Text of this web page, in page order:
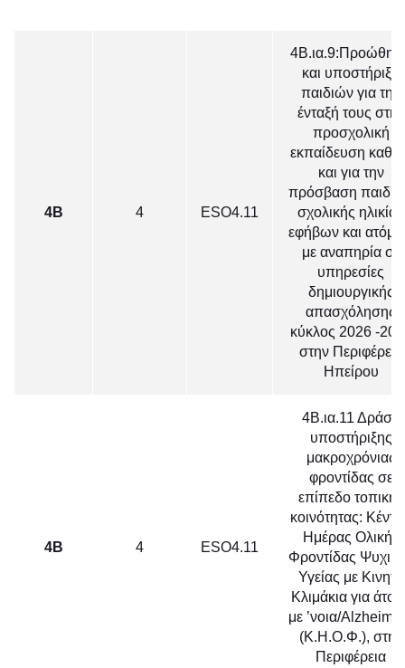
4Β 4 ΕSO4.11
και υποστήριξη
παιδιών για την
ένταξή τους στην
προσχολική
εκπαίδευση
και για την
πρόσβαση
σχολικής ηλικίας
εφήβων και
με αναπηρία σε
υπηρεσίες
δημιουργικής
απασχόλησης
κύκλος 2026 -
στην Περιφέρεια
Ηπείρου
4Β 4 ΕSO4.11
4Β.ια.11 Δράση
υποστήριξης
μακροχρόνιας
φροντίδας σε
επίπεδο τοπικής
κοινότητας:
Ημέρας Ολικής
Φροντίδας
Υγείας με Κινητά
Κλιμάκια για
με ’νοια/
(Κ.Η.Ο.Φ.), στην
Περιφέρεια